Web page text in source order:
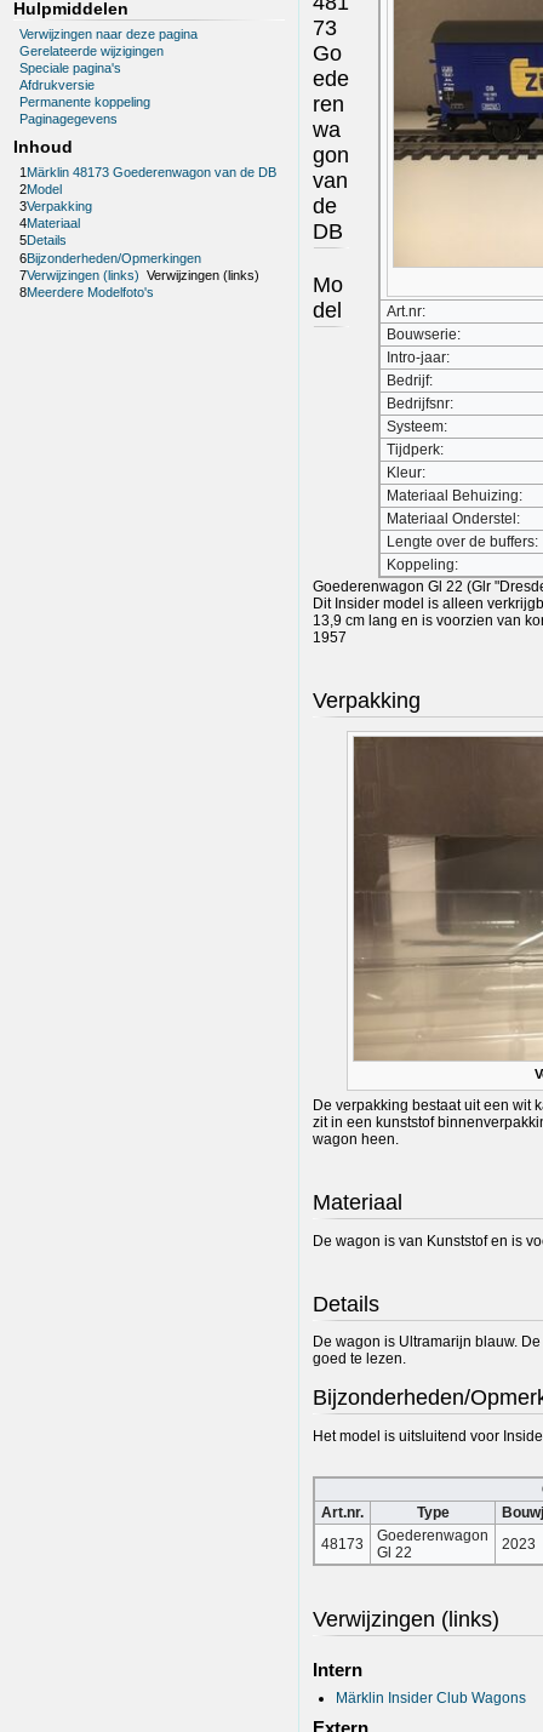
Hulpmiddelen
Verwijzingen naar deze pagina
Gerelateerde wijzigingen
Speciale pagina's
Afdrukversie
Permanente koppeling
Paginagegevens
Inhoud
1 Märklin 48173 Goederenwagon van de DB
2Model
3Verpakking
4Materiaal
5Details
6Bijzonderheden/Opmerkingen
7Verwijzingen (links) Verwijzingen (links)
8Meerdere Modelfoto's
Art.nr:
Bouwserie:
Intro-jaar:
Bedrijf:
Bedrijfsnr:
Systeem:
Tijdperk:
Kleur:
Materiaal Behuizing:
Materiaal Onderstel:
Lengte over de buffers:
Koppeling:
73
Go
ede
ren
wa
gon
van
de
DB
Mo
del
Goederenwagon Gl 22 (Glr
Dit Insider model is alleen
13,9 cm lang en is voorzien van
1957
Verpakking
De verpakking bestaat uit een wit
zit in een kunststof
wagon heen.
Materiaal
De wagon is van Kunststof en is
Details
De wagon is Ultramarijn blauw.
goed te lezen.
Bijzonderheden/
Het model is uitsluitend voor
Art.nr.
Type
48173
Goederenwagon
Gl 22
2023
Verwijzingen (links)
Intern
Märklin Insider Club Wagons
Extern